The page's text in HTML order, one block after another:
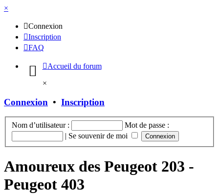
×
Connexion
Inscription
FAQ
Accueil du forum
×
Connexion • Inscription
Nom d’utilisateur :
Mot de passe :
| Se souvenir de moi
Amoureux des Peugeot 203 -
Peugeot 403